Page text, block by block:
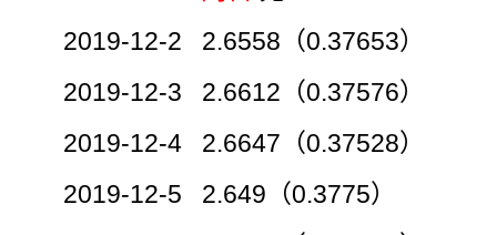
2019-12-2 2.6558（0.37653）
2019-12-3 2.6612（0.37576）
2019-12-4 2.6647（0.37528）
2019-12-5 2.649（0.3775）